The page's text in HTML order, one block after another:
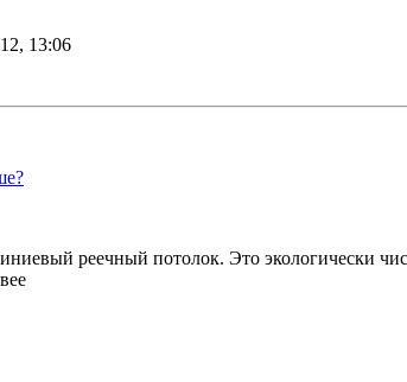
13:06
реечный потолок. Это экологически